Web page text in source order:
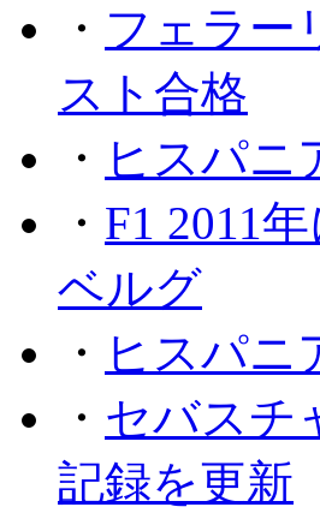
・ フェラー
スト合格
・ ヒスパニ
・ F1 2011
ベルグ
・ ヒスパニ
・ セバスチ
記録を更新